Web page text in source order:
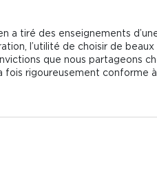
a tiré des enseignements
l’utilité de choisir de
que nous partageons
fois rigoureusement conforme